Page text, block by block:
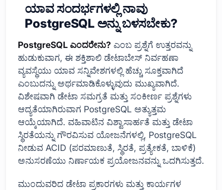
ಯಾವ ಸಂದರ್ಭಗಳಲ್ಲಿ ನಾವು
PostgreSQL ಅನ್ನು ಬಳಸಬೇಕು?
PostgreSQL ಎಂದರೇನು? ಎಂಬ ಪ್ರಶ್ನೆಗೆ ಉತ್ತರವನ್ನು
ಹುಡುಕುವಾಗ, ಈ ಶಕ್ತಿಶಾಲಿ ಡೇಟಾಬೇಸ್ ನಿರ್ವಹಣಾ
ವ್ಯವಸ್ಥೆಯು ಯಾವ ಸನ್ನಿವೇಶಗಳಲ್ಲಿ ಹೆಚ್ಚು ಸೂಕ್ತವಾಗಿದೆ
ಎಂಬುದನ್ನು ಅರ್ಥಮಾಡಿಕೊಳ್ಳುವುದು ಮುಖ್ಯವಾಗಿದೆ.
ವಿಶೇಷವಾಗಿ ಡೇಟಾ ಸಮಗ್ರತೆ ಮತ್ತು ಸಂಕೀರ್ಣ ಪ್ರಶ್ನೆಗಳು
ಆದ್ಯತೆಯಾಗಿರುವಾಗ PostgreSQL ಅತ್ಯುತ್ತಮ
ಆಯ್ಕೆಯಾಗಿದೆ. ವಹಿವಾಟಿನ ವಿಶ್ವಾಸಾರ್ಹತೆ ಮತ್ತು ಡೇಟಾ
ಸ್ಥಿರತೆಯನ್ನು ಗೌರವಿಸುವ ಯೋಜನೆಗಳಲ್ಲಿ, PostgreSQL
ನೀಡುವ ACID (ಪರಮಾಣುತೆ, ಸ್ಥಿರತೆ, ಪ್ರತ್ಯೇಕತೆ, ಬಾಳಿಕೆ)
ಅನುಸರಣೆಯು ನಿರ್ಣಾಯಕ ಪ್ರಯೋಜನವನ್ನು ಒದಗಿಸುತ್ತದೆ.
ಮುಂದುವರಿದ ಡೇಟಾ ಪ್ರಕಾರಗಳು ಮತ್ತು ಕಾರ್ಯಗಳ